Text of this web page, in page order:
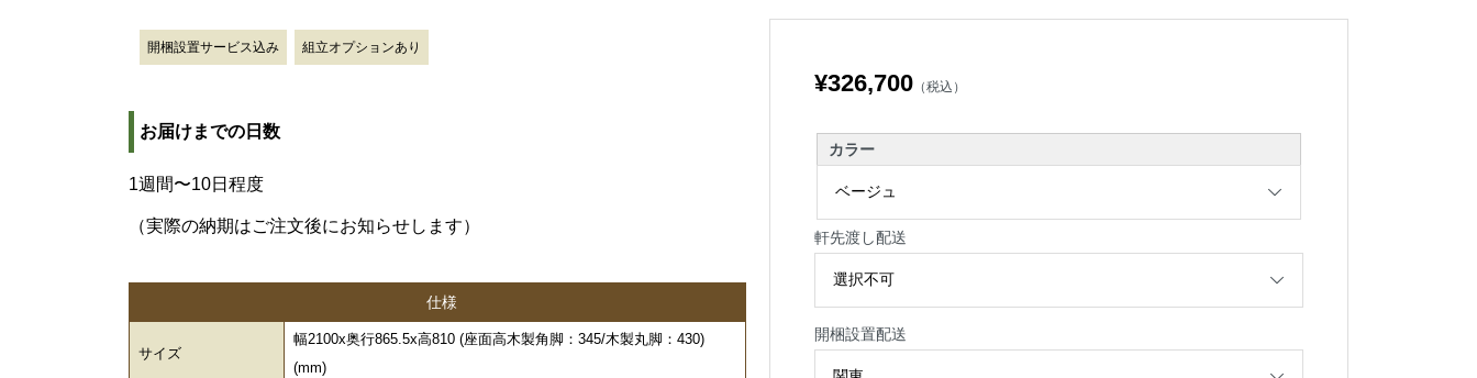
開梱設置サービス込み 組立オプションあり
お届けまでの日数
1週間〜10日程度
（実際の納期はご注文後にお知らせします）
仕様
サイズ
幅2100x奥行865.5x高810 (座面高木製角脚：345/木製丸脚：430)
(mm)
¥326,700（税込）
カラー
軒先渡し配送
開梱設置配送